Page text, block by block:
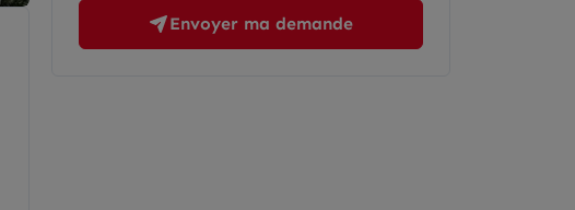
Envoyer ma demande